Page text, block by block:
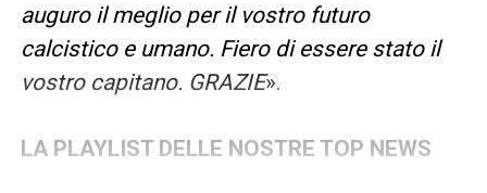
auguro il meglio per il vostro futuro
calcistico e umano. Fiero di essere stato il
vostro capitano. GRAZIE».
LA PLAYLIST DELLE NOSTRE TOP NEWS